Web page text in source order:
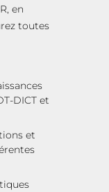
en
toutes
DICT et
et